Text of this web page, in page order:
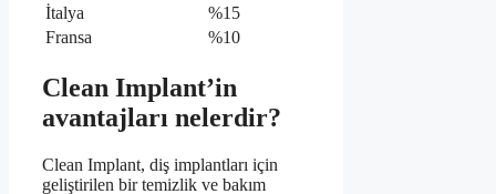
İtalya
%15
Fransa
%10
Clean Implant’in
avantajları nelerdir?
Clean Implant, diş implantları için
geliştirilen bir temizlik ve bakım